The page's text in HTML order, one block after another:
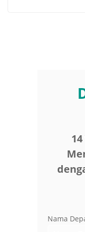
Nama